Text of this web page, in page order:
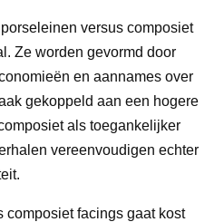
versus composiet
Ze worden gevormd door
en aannames over
gekoppeld aan een hogere
als toegankelijker
vereenvoudigen echter
composiet facings gaat kost